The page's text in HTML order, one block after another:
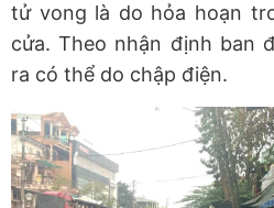
tử vong là do hỏa hoạn
cửa. Theo nhận định ban
ra có thể do chập điện.